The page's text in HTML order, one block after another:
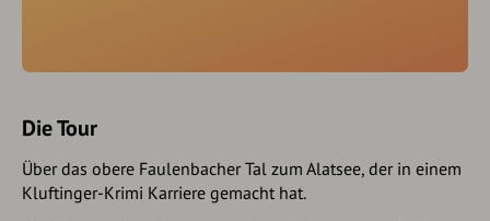
Die Tour
Über das obere Faulenbacher Tal zum Alatsee, der in einem
Kluftinger-Krimi Karriere gemacht hat.